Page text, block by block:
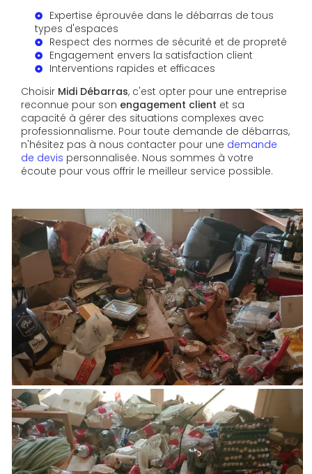
Expertise éprouvée dans le débarras de tous
types d'espaces
Respect des normes de sécurité et de propreté
Engagement envers la satisfaction client
Interventions rapides et efficaces
Choisir Midi Débarras, c'est opter pour une entreprise
reconnue pour son engagement client et sa
capacité à gérer des situations complexes avec
professionnalisme. Pour toute demande de débarras,
n'hésitez pas à nous contacter pour une demande
de devis personnalisée. Nous sommes à votre
écoute pour vous offrir le meilleur service possible.